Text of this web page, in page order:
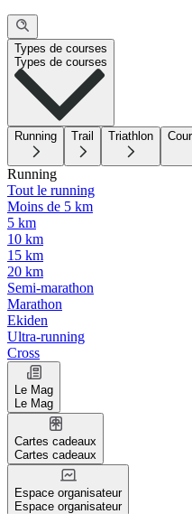
Types de courses
Types de courses
Running Trail Triathlon
Running
Tout le running
Moins de 5 km
5 km
10 km
15 km
20 km
Semi-marathon
Marathon
Ekiden
Ultra-running
Cross
Le Mag
Le Mag
Cartes cadeaux
Cartes cadeaux
Espace organisateur
Espace organisateur